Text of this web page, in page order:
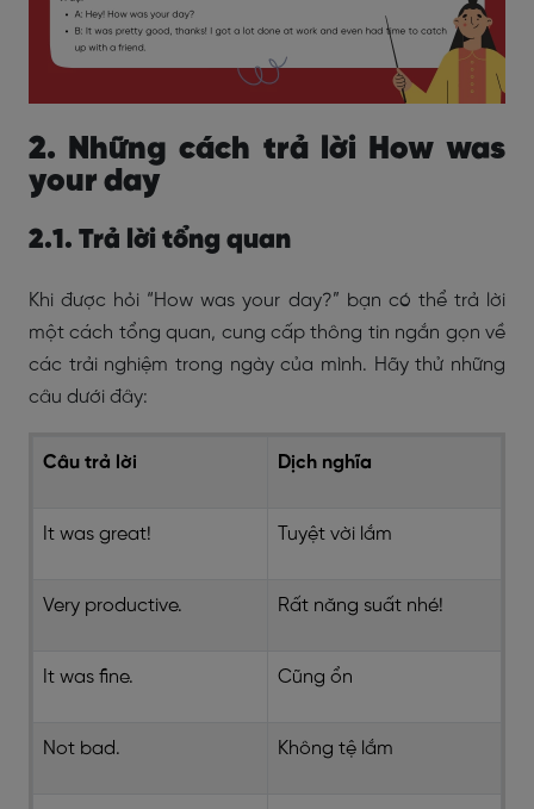
2. Những cách trả lời How was
your day
2.1. Trả lời tổng quan
Khi được hỏi “How was your day?” bạn có thể trả lời
một cách tổng quan, cung cấp thông tin ngắn gọn về
các trải nghiệm trong ngày của mình. Hãy thử những
câu dưới đây:
Câu trả lời Dịch nghĩa
It was great! Tuyệt vời lắm
Very productive. Rất năng suất nhé!
It was fine. Cũng ổn
Not bad. Không tệ lắm